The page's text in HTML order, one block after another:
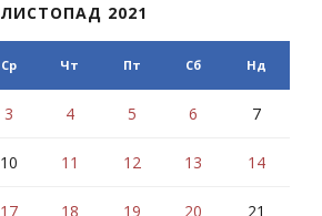
ЛИСТОПАД 2021
Ср Чт Пт Сб Нд
3 4 5 6 7
10 11 12 13 14
17 18 19 20 21